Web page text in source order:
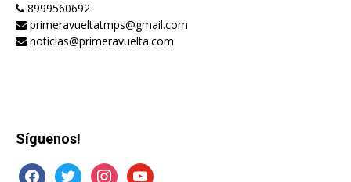
8999560692
primeravueltatmps@gmail.com
noticias@primeravuelta.com
Síguenos!
facebooktwitter instagramyoutube